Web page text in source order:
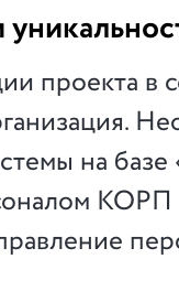
проекта в
на базе
КОРП